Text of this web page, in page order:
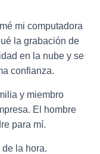
mi computadora
la grabación de
en la nube y se
confianza.
y miembro
El hombre
para mí.
la hora.